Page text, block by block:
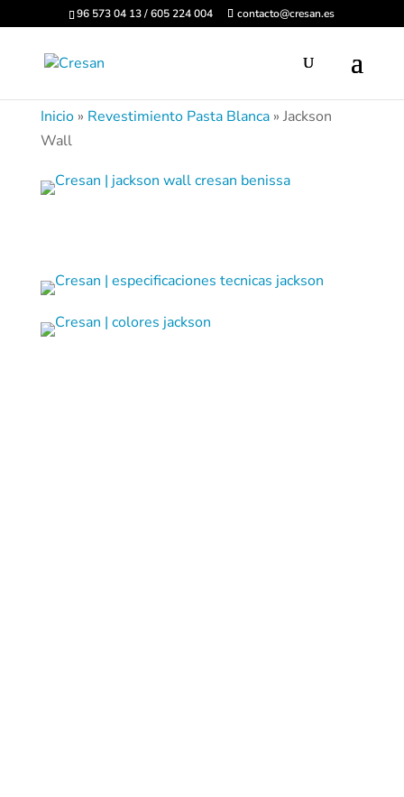
96 573 04 13 / 605 224 004 contacto@cresan.es
Inicio» Revestimiento Pasta Blanca» Jackson
Wall